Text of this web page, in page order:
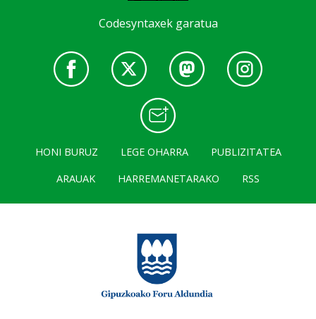
Codesyntaxek garatua
HONI BURUZ LEGE OHARRA
PUBLIZITATEA
ARAUAK
HARREMANETARAKO RSS